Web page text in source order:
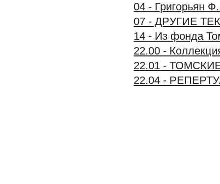
04 - Григорьян
07 - ДРУГИЕ
14 - Из фонда
22.00 -
22.01 -
22.04 -